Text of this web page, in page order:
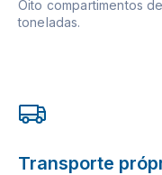
Oito compartimentos
toneladas.
Transporte